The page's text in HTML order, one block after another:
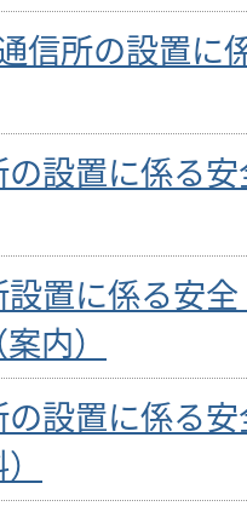
信所の設置に
設置に係る
置に係る安
内）
設置に係る